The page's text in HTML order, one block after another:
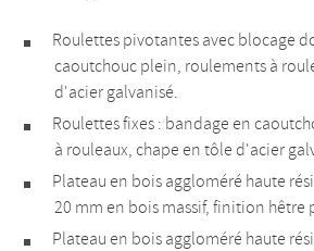
Roulettes pivotantes avec blocage
caoutchouc plein, roulements à
d'acier galvanisé.
Roulettes fixes : bandage en
à rouleaux, chape en tôle d'acier
Plateau en bois aggloméré haute
20 mm en bois massif, finition hêtre
Plateau en bois aggloméré haute